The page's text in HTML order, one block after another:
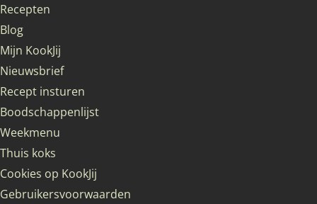
Recepten
Blog
Mijn KookJij
Nieuwsbrief
Recept insturen
Boodschappenlijst
Weekmenu
Thuis koks
Cookies op KookJij
Gebruikersvoorwaarden